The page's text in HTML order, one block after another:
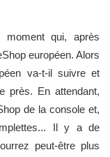
qui, après
européen. Alors
va-t-il suivre et
près. En attendant,
de la console et,
Il y a de
peut-être plus